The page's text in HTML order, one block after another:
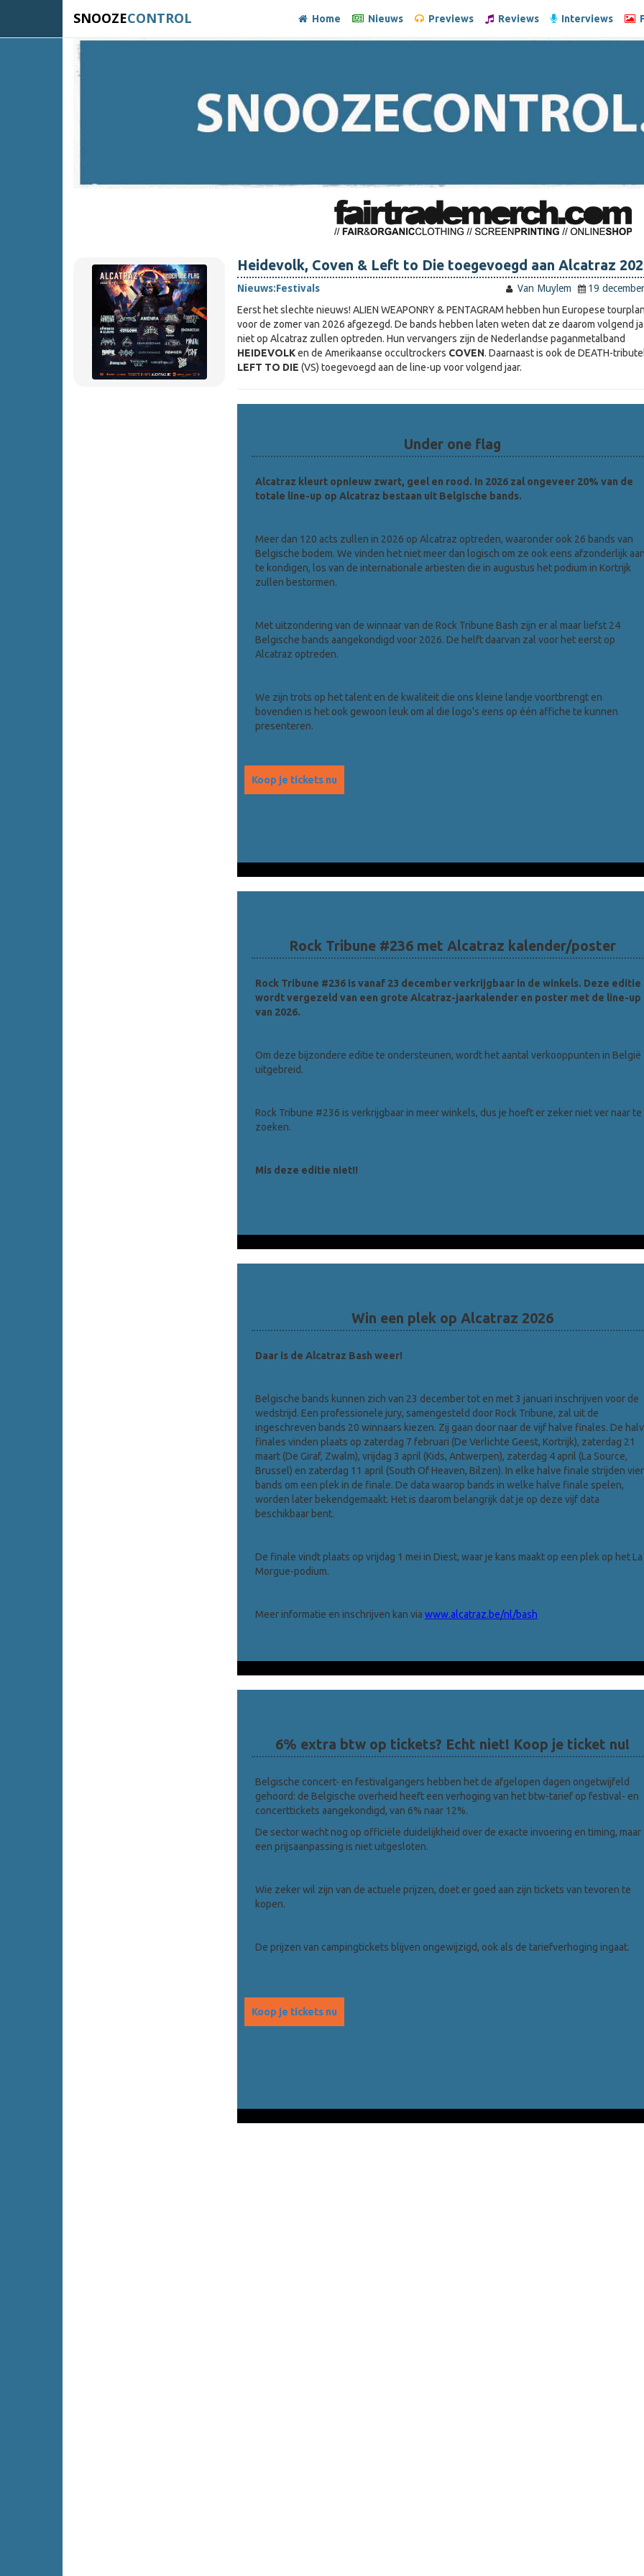
SNOOZECONTROL Home Nieuws Previews Reviews Interviews
Heidevolk, Coven & Left to Die toegevoegd aan Alcatraz
Nieuws:Festivals Van Muylem
19
Eerst het slechte nieuws! ALIEN WEAPONRY & PENTAGRAM hebben hun Europese
voor de zomer van 2026 afgezegd. De bands hebben laten weten dat ze daarom volgend
niet op Alcatraz zullen optreden. Hun vervangers zijn de Nederlandse paganmetalband
HEIDEVOLKen de Amerikaanse occultrockers COVEN. Daarnaast is ook de DEATH-
LEFT TO DIE (VS) toegevoegd aan de line-up voor volgend jaar.
Under one flag
Alcatraz kleurt opnieuw zwart, geel en rood. In 2026 zal ongeveer 20% van de
totale line-up op Alcatraz bestaan ​​uit Belgische bands.
Meer dan 120 acts zullen in 2026 op Alcatraz optreden, waaronder ook 26 bands van
Belgische bodem. We vinden het niet meer dan logisch om ze ook eens afzonderlijk
te kondigen, los van de internationale artiesten die in augustus het podium in Kortrijk
zullen bestormen.
Met uitzondering van de winnaar van de Rock Tribune Bash zijn er al maar liefst 24
Belgische bands aangekondigd voor 2026. De helft daarvan zal voor het eerst op
Alcatraz optreden.
We zijn trots op het talent en de kwaliteit die ons kleine landje voortbrengt en
bovendien is het ook gewoon leuk om al die logo's eens op één affiche te kunnen
presenteren.
Koop je tickets nu
Rock Tribune #236 met Alcatraz kalender/poster
Rock Tribune #236 is vanaf 23 december verkrijgbaar in de winkels. Deze editie
wordt vergezeld van een grote Alcatraz-jaarkalender en poster met de line-up
van 2026.
Om deze bijzondere editie te ondersteunen, wordt het aantal verkooppunten in België
uitgebreid.
Rock Tribune #236 is verkrijgbaar in meer winkels, dus je hoeft er zeker niet ver naar te
zoeken.
Mis deze editie niet!!
Win een plek op Alcatraz 2026
Daar is de Alcatraz Bash weer!
Belgische bands kunnen zich van 23 december tot en met 3 januari inschrijven voor de
wedstrijd. Een professionele jury, samengesteld door Rock Tribune, zal uit de
ingeschreven bands 20 winnaars kiezen. Zij gaan door naar de vijf halve finales. De
finales vinden plaats op zaterdag 7 februari (De Verlichte Geest, Kortrijk), zaterdag 21
maart (De Giraf, Zwalm), vrijdag 3 april (Kids, Antwerpen), zaterdag 4 april (La Source,
Brussel) en zaterdag 11 april (South Of Heaven, Bilzen). In elke halve finale strijden vier
bands om een ​​plek in de finale. De data waarop bands in welke halve finale spelen,
worden later bekendgemaakt. Het is daarom belangrijk dat je op deze vijf data
beschikbaar bent.
De finale vindt plaats op vrijdag 1 mei in Diest, waar je kans maakt op een plek op het La
Morgue-podium.
Meer informatie en inschrijven kan via www.alcatraz.be/nl/bash
6% extra btw op tickets? Echt niet! Koop je ticket nu!
Belgische concert- en festivalgangers hebben het de afgelopen dagen ongetwijfeld
gehoord: de Belgische overheid heeft een verhoging van het btw-tarief op festival- en
concerttickets aangekondigd, van 6% naar 12%.
De sector wacht nog op officiële duidelijkheid over de exacte invoering en timing, maar
een prijsaanpassing is niet uitgesloten.
Wie zeker wil zijn van de actuele prijzen, doet er goed aan zijn tickets van tevoren te
kopen.
De prijzen van campingtickets blijven ongewijzigd, ook als de tariefverhoging ingaat.
Koop je tickets nu